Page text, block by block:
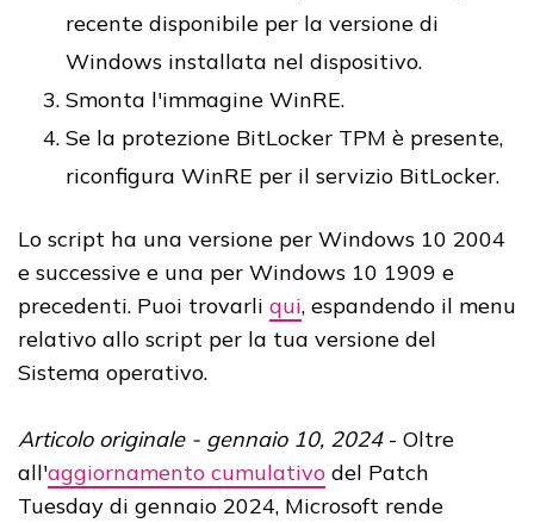
recente disponibile per la versione di
Windows installata nel dispositivo.
Smonta l'immagine WinRE.
Se la protezione BitLocker TPM è presente,
riconfigura WinRE per il servizio BitLocker.
Lo script ha una versione per Windows 10 2004
e successive e una per Windows 10 1909 e
precedenti. Puoi trovarli qui, espandendo il menu
relativo allo script per la tua versione del
Sistema operativo.
Articolo originale - gennaio 10, 2024- Oltre
all'aggiornamento cumulativo del Patch
Tuesday di gennaio 2024, Microsoft rende